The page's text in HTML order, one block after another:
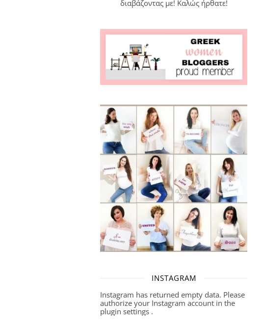
διαβάζοντας με! Καλώς ήρθατε!
INSTAGRAM
Instagram has returned empty data. Please
authorize your Instagram account in the
plugin settings .